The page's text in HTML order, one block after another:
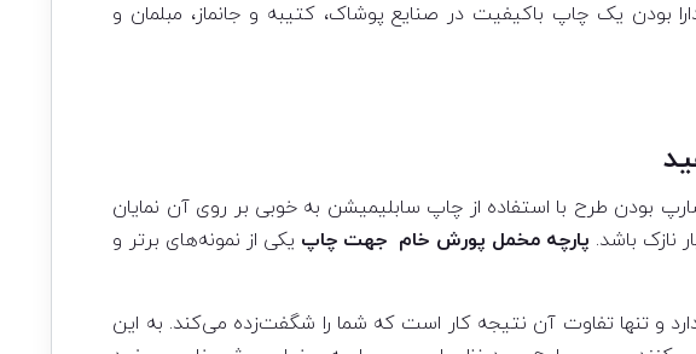
بودن یک چاپ باکیفیت در صنایع پوشاک، کتیبه و جانماز، مبلمان و
طرح با استفاده از چاپ سابلیمیشن به خوبی بر روی آن نمایان
نازک باشد‌. پارچه مخمل پورش خام جهت چاپ یکی از نمونه‌های برتر و
و تنها تفاوت آن نتیجه کار است که شما را شگفت‌زده می‌کند. به این